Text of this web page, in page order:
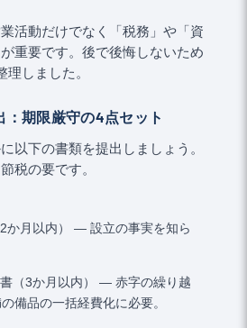
活動だけでなく「税務」や「資
重要です。後で後悔しないため
しました。
：期限厳守の4点セット
以下の書類を提出しましょう。
税の要です。
か月以内） ― 設立の事実を知ら
（3か月以内） ― 赤字の繰り越
備品の一括経費化に必要。